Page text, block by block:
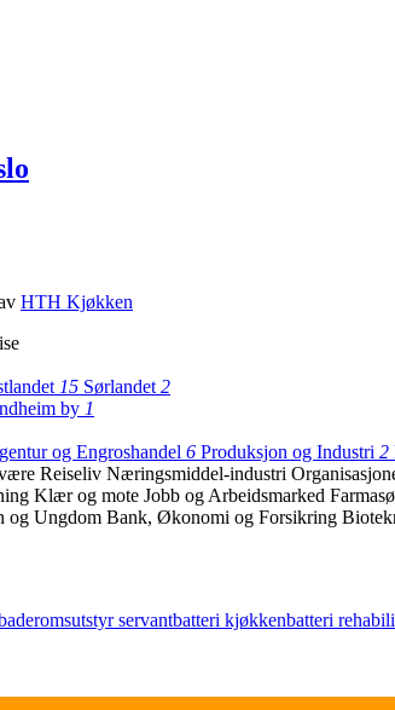
HTH Kjøkken
15 Sørlandet 2
by 1
og Engroshandel 6 Produksjon og Industri 2
Reiseliv Næringsmiddel-industri
Klær og mote Jobb og Arbeidsmarked
og Ungdom Bank, Økonomi og Forsikring
servantbatteri kjøkkenbatteri